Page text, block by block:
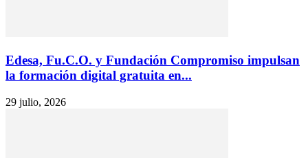
Edesa, Fu.C.O. y Fundación Compromiso impulsan
la formación digital gratuita en...
29 julio, 2026